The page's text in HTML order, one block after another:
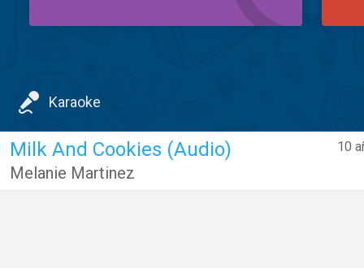
Karaoke
10
Milk And Cookies (Audio)
Melanie Martinez